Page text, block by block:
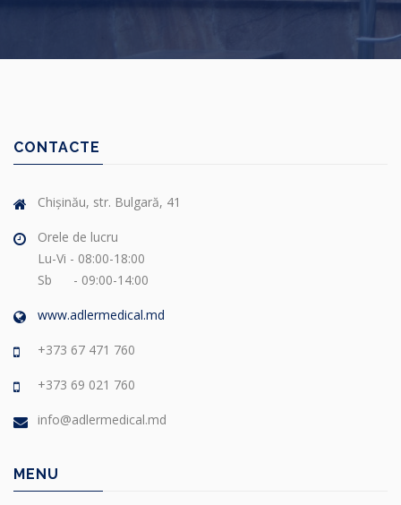
CONTACTE
Chișinău, str. Bulgară, 41
Orele de lucru
Lu-Vi - 08:00-18:00
Sb - 09:00-14:00
www.adlermedical.md
+373 67 471 760
+373 69 021 760
info@adlermedical.md
MENU